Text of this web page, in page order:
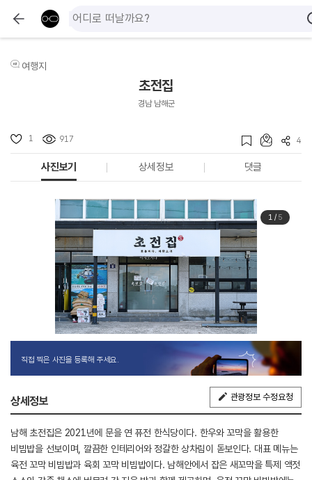
여행지
초전집
경남 남해군
1 917 4
사진보기 상세정보 댓글
1/ 5
직접 찍은 사진을 등록해 주세요.
상세정보 관광정보 수정요청
남해 초전집은 2021년에 문을 연 퓨전 한식당이다. 한우와 꼬막을 활용한
비빔밥을 선보이며, 깔끔한 인테리어와 정갈한 상차림이 돋보인다. 대표 메뉴는
육전 꼬막 비빔밥과 육회 꼬막 비빔밥이다. 남해안에서 잡은 새꼬막을 특제 액젓